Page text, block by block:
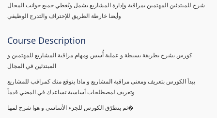
شرح للمبتدئين المهتمين بمراقبة وإدارة المشاريع يشمل ويُغطي جميع جوانب المجال
وأيضا خارطة الطريق للإحتراف والتدرج الوظيفي
Course Description
كورس يشرح بطريقة بسيطة و عملية أُسس ومهام مراقبة المشاريع للمهتمين و
المبتدئين في المجال
يبدأ الكورس بتعريف ومعنى مراقبة المشاريع و ماذا يتوقع منك كمراقب للمشاريع
وتعريف لمصطلحات أساسية تساعدك في المضي قدماً
ثم يتطرّق الكورس للجزء الأساسي و هوا شرح لمها�